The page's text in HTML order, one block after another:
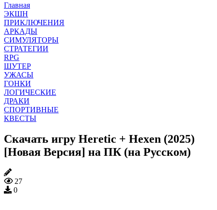
Главная
ЭКШН
ПРИКЛЮЧЕНИЯ
АРКАДЫ
СИМУЛЯТОРЫ
СТРАТЕГИИ
RPG
ШУТЕР
УЖАСЫ
ГОНКИ
ЛОГИЧЕСКИЕ
ДРАКИ
СПОРТИВНЫЕ
КВЕСТЫ
Скачать игру Heretic + Hexen (2025)
[Новая Версия] на ПК (на Русском)
27
0